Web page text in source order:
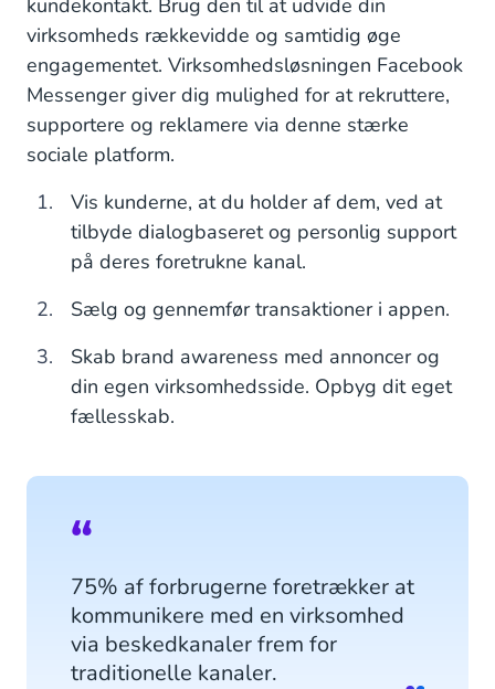
Facebook Messenger-målgruppe: Millennials og
generation X
Facebook Messenger-brugere i USA
Facebook Messenger-brugere i Europa
Facebook Messenger til din virksomhed
kundekontakt. Brug den til at udvide din
virksomheds rækkevidde og samtidig øge
engagementet. Virksomhedsløsningen Facebook
Messenger giver dig mulighed for at rekruttere,
supportere og reklamere via denne stærke
sociale platform.
Vis kunderne, at du holder af dem, ved at
tilbyde dialogbaseret og personlig support
på deres foretrukne kanal.
Sælg og gennemfør transaktioner i appen.
Skab brand awareness med annoncer og
din egen virksomhedsside. Opbyg dit eget
fællesskab.
75% af forbrugerne foretrækker at
kommunikere med en virksomhed
via beskedkanaler frem for
traditionelle kanaler.